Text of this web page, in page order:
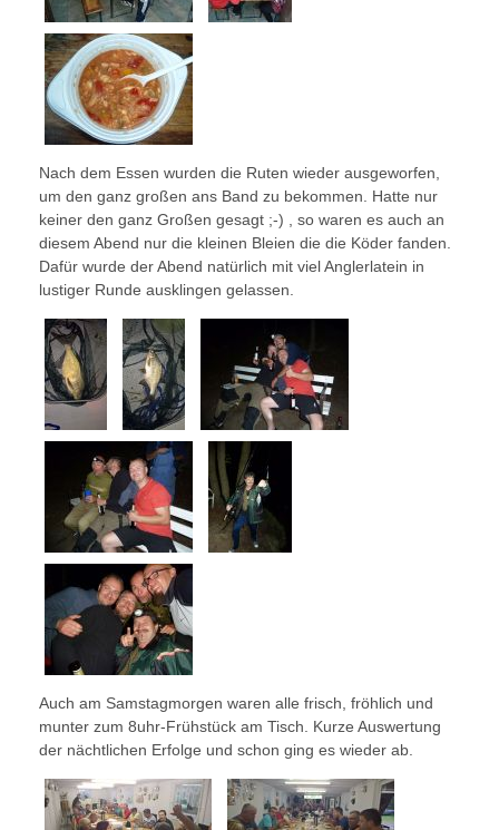
Nach dem Essen wurden die Ruten wieder ausgeworfen,
um den ganz großen ans Band zu bekommen. Hatte nur
keiner den ganz Großen gesagt ;-) , so waren es auch an
diesem Abend nur die kleinen Bleien die die Köder fanden.
Dafür wurde der Abend natürlich mit viel Anglerlatein in
lustiger Runde ausklingen gelassen.
Auch am Samstagmorgen waren alle frisch, fröhlich und
munter zum 8uhr-Frühstück am Tisch. Kurze Auswertung
der nächtlichen Erfolge und schon ging es wieder ab.